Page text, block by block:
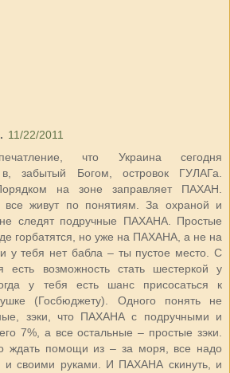
11/22/2011
что Украина сегодня
в, забытый Богом, островок ГУЛАГа.
на зоне заправляет ПАХАН.
все живут по понятиям. За охраной и
следят подручные ПАХАНА. Простые
горбатятся, но уже на ПАХАНА, а не на
тебя нет бабла – ты пустое место. С
есть возможность стать шестеркой у
у тебя есть шанс присосаться к
(Госбюджету). Одного понять не
зэки, что ПАХАНА с подручными и
7%, а все остальные – простые зэки.
ждать помощи из – за моря, все надо
и своими руками. И ПАХАНА скинуть, и